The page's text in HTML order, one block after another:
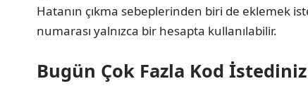
Hatanın çıkma sebeplerinden biri de eklemek
numarası yalnızca bir hesapta kullanılabilir.
Bugün Çok Fazla Kod